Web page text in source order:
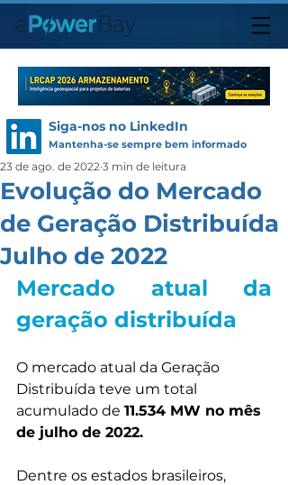
Siga-nos no LinkedIn
Mantenha-se sempre bem informado
Evolução do Mercado
de Geração Distribuída
Julho de 2022
23 de ago. de 2022 3 min de leitura
Mercado atual da
geração distribuída
O mercado atual da Geração
Distribuída teve um total
acumulado de 11.534 MW no mês
de julho de 2022.
Dentre os estados brasileiros,